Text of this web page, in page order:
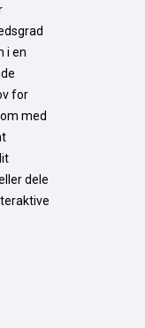
i en
for
med
dele